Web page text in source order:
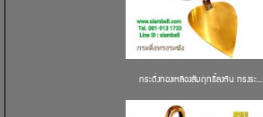
กระดิ่งทองเหลืองสัมฤทธิ์ลงหิน ทรงระ...